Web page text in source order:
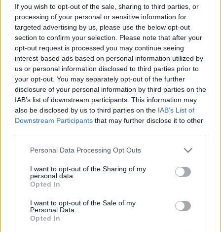
If you wish to opt-out of the sale, sharing to third parties, or
processing of your personal or sensitive information for
targeted advertising by us, please use the below opt-out
section to confirm your selection. Please note that after your
opt-out request is processed you may continue seeing
interest-based ads based on personal information utilized by
us or personal information disclosed to third parties prior to
your opt-out. You may separately opt-out of the further
disclosure of your personal information by third parties on the
IAB’s list of downstream participants. This information may
also be disclosed by us to third parties on the IAB’s List of
Downstream Participants that may further disclose it to other
Personal Data Processing Opt Outs
I want to opt-out of the Sharing of my
personal data.
Opted In
I want to opt-out of the Sale of my
Personal Data.
Opted In
firmata e ribattezzata Dulcinea. Infine, una
sezione è dedicata alla sua attività
pubblicitaria, con le bottiglie realizzate per il
liquore Rosso Antico. Ovunque, nella mostra,
dopo quello di Dalì, si avverte il carisma di
Gala, onnipresente ed ammaliante. Tanto è
vero che nel 1949 l'artista chiese ed ottenne
udienza da Papa Pio XII soprattutto con lo
scopo di avere l'autorizzazione per sposare
Gala in Chiesa, «una cosa difficile – ha scritto
Dalì – perché il suo primo marito, Paul
Eluard, era, per la felicità di tutti, ancora in
vita». Roba da pazzi, anzi da Dalì.